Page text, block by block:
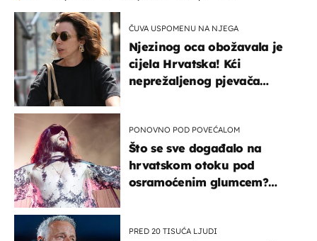
ČUVA USPOMENU NA NJEGA
Njezinog oca obožavala je
cijela Hrvatska! Kći
neprežaljenog pjevača
PONOVNO POD POVEĆALOM
Što se sve događalo na
hrvatskom otoku pod
osramoćenim glumcem?
PRED 20 TISUĆA LJUDI